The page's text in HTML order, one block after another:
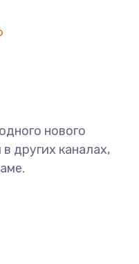
нового
других каналах,